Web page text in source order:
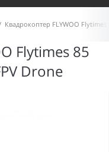
Квадрокоптер FLYWOO
Flytimes 85
Drone